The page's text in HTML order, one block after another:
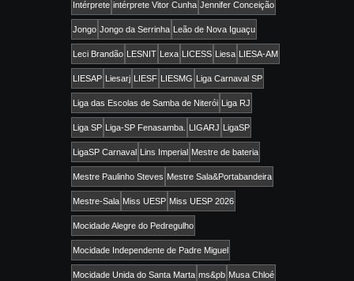
Intérprete intérprete Vitor Cunha Jennifer Conceição
Jongo Jongo da Serrinha Leão de Nova Iguaçu
Leci Brandão LESNIT Lexa LICESS Liesa LIESA-AM
LIESAP Liesarj LIESF LIESMG Liga Carnaval SP
Liga das Escolas de Samba de Niterói Liga RJ
Liga SP Liga-SP Fenasamba. LIGARJ LigaSP
LigaSP Carnaval Lins Imperial Mestre de bateria
Mestre Paulinho Steves Mestre Sala&Portabandeira
Mestre-Sala Miss UESP Miss UESP 2026
Mocidade Alegre do Pedregulho
Mocidade Independente de Padre Miguel
Mocidade Unida do Santa Marta ms&pb Musa Chloé